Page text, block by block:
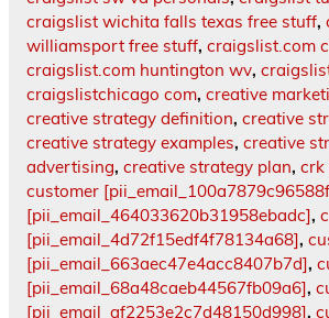
craigslist wichita falls texas free stuff,
williamsport free stuff, craigslist.com
craigslist.com huntington wv,
craigslistchicago com, creative
creative strategy definition, creative
creative strategy examples, creative
advertising, creative strategy plan, crk
customer
[pii_email_464033620b31958ebadc],
[pii_email_4d72f15edf4f78134a68],
[pii_email_663aec47e4acc8407b7d],
[pii_email_68a48caeb44567fb09a6],
[pii_email_af2253e2c7d48150d998],